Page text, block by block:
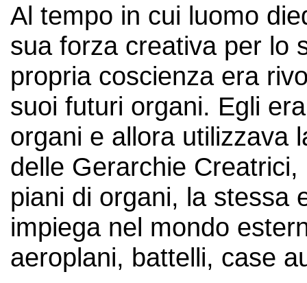
Al tempo in cui luomo
sua forza creativa per lo
propria coscienza era
suoi futuri organi. Egli
organi e allora utilizzava
delle Gerarchie
piani di organi, la stessa
impiega nel mondo
aeroplani, battelli, case